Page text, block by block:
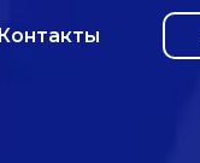
Контакты